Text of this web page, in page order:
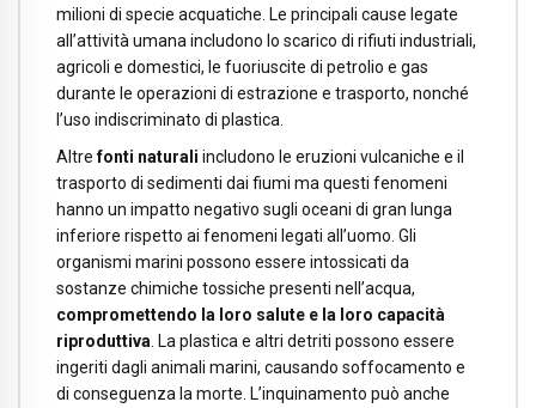
milioni di specie acquatiche. Le principali cause legate
all’attività umana includono lo scarico di rifiuti industriali,
agricoli e domestici, le fuoriuscite di petrolio e gas
durante le operazioni di estrazione e trasporto, nonché
l’uso indiscriminato di plastica.
Altrefonti naturali includono le eruzioni vulcaniche e il
trasporto di sedimenti dai fiumi ma questi fenomeni
hanno un impatto negativo sugli oceani di gran lunga
inferiore rispetto ai fenomeni legati all’uomo. Gli
organismi marini possono essere intossicati da
sostanze chimiche tossiche presenti nell’acqua,
compromettendo la loro salute e la loro capacità
riproduttiva . La plastica e altri detriti possono essere
ingeriti dagli animali marini, causando soffocamento e
di conseguenza la morte. L’inquinamento può anche